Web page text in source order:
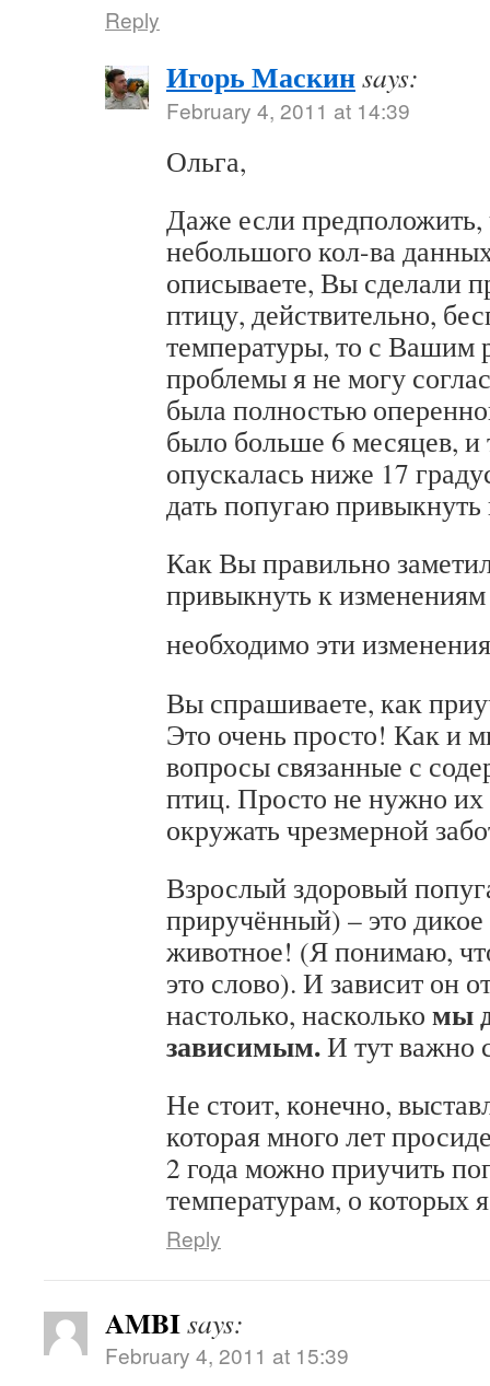
Reply
Игорь Маскинsays:
February 4, 2011 at 14:39
Ольга,
Даже если предположить,
небольшого кол-ва
описываете, Вы сделали
птицу, действительно,
температуры, то с Вашим
проблемы я не могу
была полностью
было больше 6 месяцев, и
опускалась ниже 17
дать попугаю привыкнуть
Как Вы правильно
привыкнуть к
необходимо эти
Вы спрашиваете, как
Это очень просто! Как и
вопросы связанные с
птиц. Просто не нужно их
окружать чрезмерной
Взрослый здоровый
приручённый) – это дикое
животное! (Я понимаю,
это слово). И зависит он
настолько, насколько мы
зависимым.И тут важно
Не стоит, конечно,
которая много лет
2 года можно приучить
температурам, о которых
Reply
AMBIsays:
February 4, 2011 at 15:39